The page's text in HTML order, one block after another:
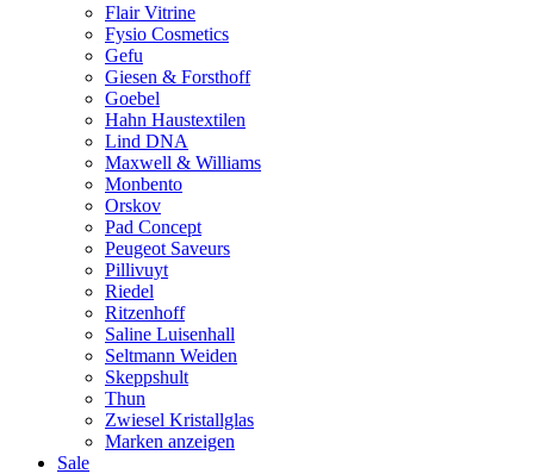
Flair Vitrine
Fysio Cosmetics
Gefu
Giesen & Forsthoff
Goebel
Hahn Haustextilen
Lind DNA
Maxwell & Williams
Monbento
Orskov
Pad Concept
Peugeot Saveurs
Pillivuyt
Riedel
Ritzenhoff
Saline Luisenhall
Seltmann Weiden
Skeppshult
Thun
Zwiesel Kristallglas
Marken anzeigen
Sale